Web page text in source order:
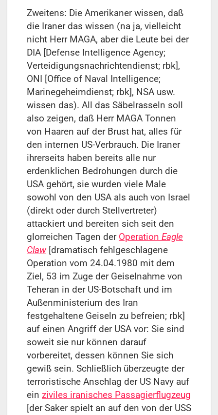
Zweitens: Die Amerikaner wissen, daß
die Iraner das wissen (na ja, vielleicht
nicht Herr MAGA, aber die Leute bei der
DIA [Defense Intelligence Agency;
Verteidigungsnachrichtendienst; rbk],
ONI [Office of Naval Intelligence;
Marinegeheimdienst; rbk], NSA usw.
wissen das). All das Säbelrasseln soll
also zeigen, daß Herr MAGA Tonnen
von Haaren auf der Brust hat, alles für
den internen US-Verbrauch. Die Iraner
ihrerseits haben bereits alle nur
erdenklichen Bedrohungen durch die
USA gehört, sie wurden viele Male
sowohl von den USA als auch von Israel
(direkt oder durch Stellvertreter)
attackiert und bereiten sich seit den
glorreichen Tagen der Operation Eagle
Claw [dramatisch fehlgeschlagene
Operation vom 24.04.1980 mit dem
Ziel, 53 im Zuge der Geiselnahme von
Teheran in der US-Botschaft und im
Außenministerium des Iran
festgehaltene Geiseln zu befreien; rbk]
auf einen Angriff der USA vor: Sie sind
soweit sie nur können darauf
vorbereitet, dessen können Sie sich
gewiß sein. Schließlich überzeugte der
terroristische Anschlag der US Navy auf
ein ziviles iranisches Passagierflugzeug
[der Saker spielt an auf den von der USS